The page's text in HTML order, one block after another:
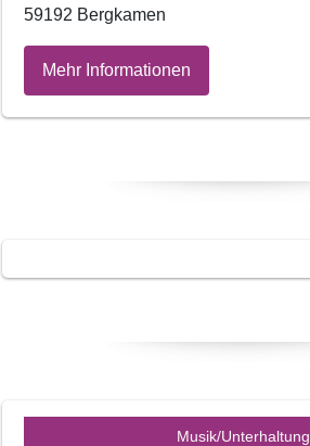
59192 Bergkamen
Mehr Informationen
Musik/Unterhaltung